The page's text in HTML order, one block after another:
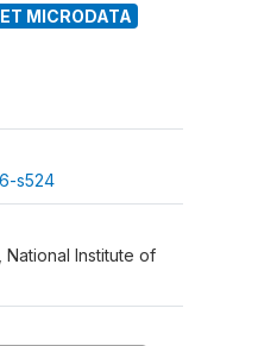
MICRODATA
s524
Institute of